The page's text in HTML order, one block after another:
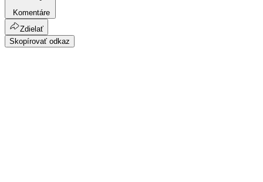
Komentáre
Zdielať
Skopírovať odkaz